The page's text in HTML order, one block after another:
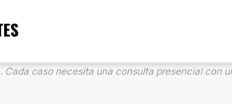
Cada caso necesita una consulta presencial con